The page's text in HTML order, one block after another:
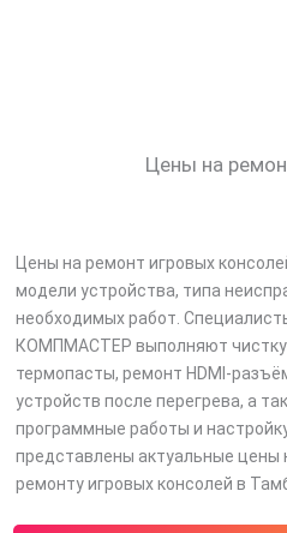
Цены на
Цены на ремонт игровых
модели устройства, типа
необходимых работ.
КОМПМАСТЕР выполняют чистку
термопасты, ремонт HDMI-
устройств после перегрева, а
программные работы и
представлены актуальные цены
ремонту игровых консолей в